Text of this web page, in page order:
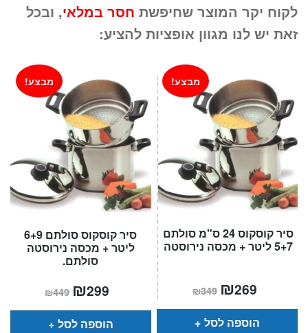
היה:
₪499.
הוא:
₪349.
לקוח יקר המוצר שחיפשת חסר במלאי, ובכל
זאת יש לנו מגוון אופציות להציע:
סיר קוסקוס סולתם 6+9
ליטר + מכסה נירוסטה
סולתם.
מבצע!
₪449 המחיר
המקורי
היה:
₪449.
₪299
הוא:
הוספה לסל
סיר קוסקוס 24 ס"מ סולתם
5+7 ליטר + מכסה נירוסטה
מבצע!
₪349 המחיר
המקורי
היה:
₪349.
₪269
הוא:
הוספה לסל